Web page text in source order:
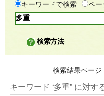
キーワードで検索
ペー
検索方法
検索結果ページ
キーワード “多重” に対す